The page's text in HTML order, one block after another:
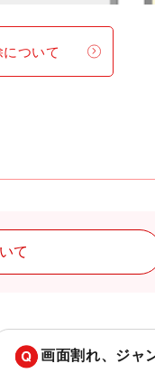
ついて
て
画面割れ、ジャ